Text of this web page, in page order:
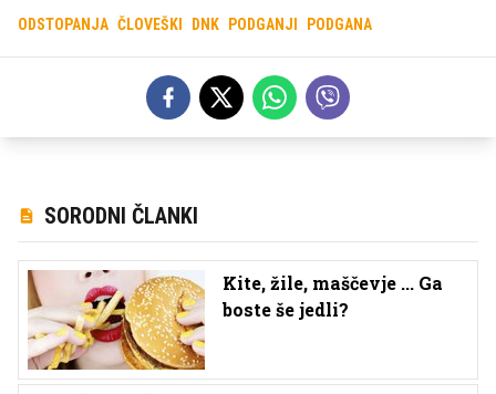
ODSTOPANJA ČLOVEŠKI DNK PODGANJI PODGANA
SORODNI ČLANKI
Kite, žile, maščevje ... Ga
boste še jedli?